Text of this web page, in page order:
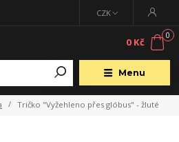
Menu
CZK
0
0 Kč
Tričko "Vyžehleno přes glóbus" - žluté